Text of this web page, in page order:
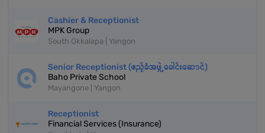
Cashier & Receptionist
MPK Group
South Okkalapa | Yangon
Senior Receptionist (ဧည့်ခံအဖွဲ့ခေါင်းဆောင်)
Baho Private School
Mayangone | Yangon
Receptionist
Financial Services (Insurance)